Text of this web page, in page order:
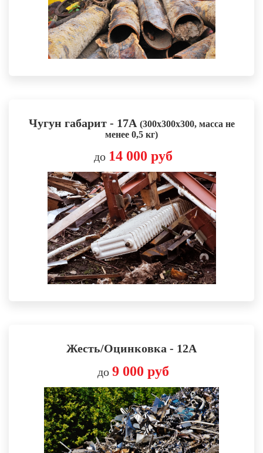
Чугун габарит - 17А (300х300х300, масса не
менее 0,5 кг)
до 14 000 руб
Жесть/Оцинковка - 12А
до 9 000 руб